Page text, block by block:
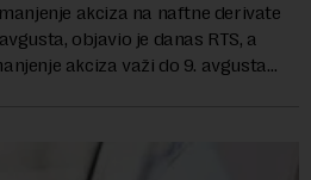
akciza na naftne derivate
objavio je danas RTS, a
akciza važi do 9. avgusta